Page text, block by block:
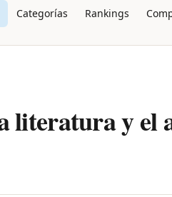
Categorías Rankings
literatura y el